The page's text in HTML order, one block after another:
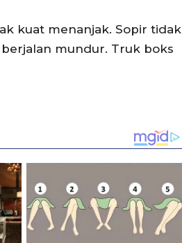
kuat menanjak. Sopir tidak
mundur. Truk boks